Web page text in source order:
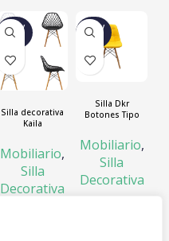
NUEV
O
Silla decorativa
Kaila
Mobiliario,
Silla
Decorativa
NUEV
O
Silla Dkr
Botones Tipo
Mobiliario,
Silla
Decorativa